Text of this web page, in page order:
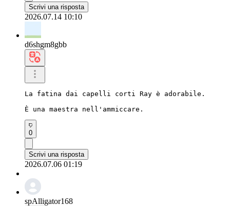
Scrivi una risposta
2026.07.14 10:10
d6shgm8gbb
La fatina dai capelli corti Ray è adorabile.
È una maestra nell'ammiccare.
0
Scrivi una risposta
2026.07.06 01:19
spAlligator168